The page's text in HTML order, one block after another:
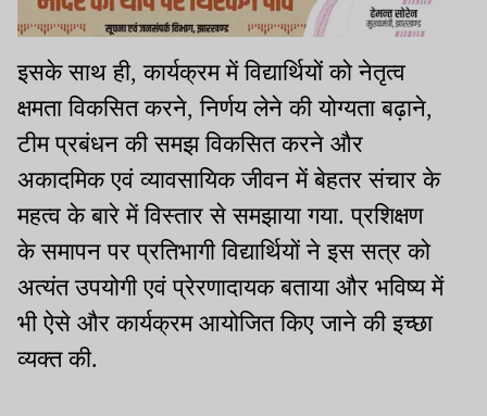
इसके साथ ही, कार्यक्रम में विद्यार्थियों को नेतृत्व
क्षमता विकसित करने, निर्णय लेने की योग्यता बढ़ाने,
टीम प्रबंधन की समझ विकसित करने और
अकादमिक एवं व्यावसायिक जीवन में बेहतर संचार के
महत्व के बारे में विस्तार से समझाया गया. प्रशिक्षण
के समापन पर प्रतिभागी विद्यार्थियों ने इस सत्र को
अत्यंत उपयोगी एवं प्रेरणादायक बताया और भविष्य में
भी ऐसे और कार्यक्रम आयोजित किए जाने की इच्छा
व्यक्त की.